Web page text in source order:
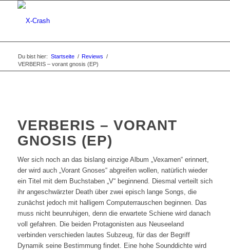
Du bist hier: Startseite / Reviews /
VERBERIS – vorant gnosis (EP)
VERBERIS – VORANT
GNOSIS (EP)
Wer sich noch an das bislang einzige Album „Vexamen“ erinnert,
der wird auch „Vorant Gnoses“ abgreifen wollen, natürlich wieder
ein Titel mit dem Buchstaben „V“ beginnend. Diesmal verteilt sich
ihr angeschwärzter Death über zwei episch lange Songs, die
zunächst jedoch mit halligem Computerrauschen beginnen. Das
muss nicht beunruhigen, denn die erwartete Schiene wird danach
voll gefahren. Die beiden Protagonisten aus Neuseeland
verbinden verschieden lautes Subzeug, für das der Begriff
Dynamik seine Bestimmung findet. Eine hohe Sounddichte wird